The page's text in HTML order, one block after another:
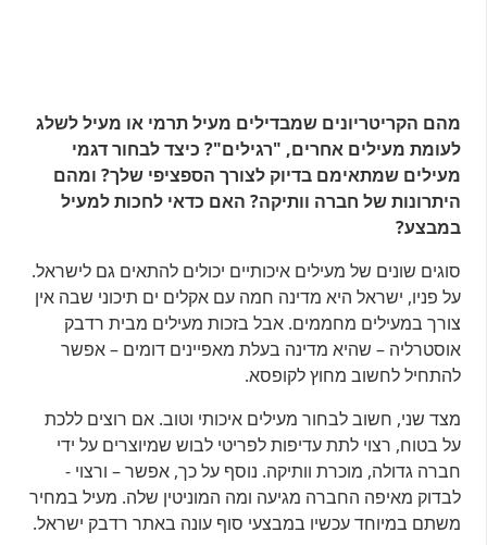
מהם הקריטריונים שמבדילים מעיל תרמי או מעיל לשלג
לעומת מעילים אחרים, "רגילים"? כיצד לבחור דגמי
מעילים שמתאימם בדיוק לצורך הספציפי שלך? ומהם
היתרונות של חברה וותיקה? האם כדאי לחכות למעיל
במבצע?
סוגים שונים של מעילים איכותיים יכולים להתאים גם לישראל.
על פניו, ישראל היא מדינה חמה עם אקלים ים תיכוני שבה אין
צורך במעילים מחממים. אבל בזכות מעילים מבית רדבק
אוסטרליה – שהיא מדינה בעלת מאפיינים דומים – אפשר
להתחיל לחשוב מחוץ לקופסא.
מצד שני, חשוב לבחור מעילים איכותי וטוב. אם רוצים ללכת
על בטוח, רצוי לתת עדיפות לפריטי לבוש שמיוצרים על ידי
חברה גדולה, מוכרת וותיקה. נוסף על כך, אפשר – ורצוי -
לבדוק מאיפה החברה מגיעה ומה המוניטין שלה. מעיל במחיר
משתם במיוחד עכשיו במבצעי סוף עונה באתר רדבק ישראל.